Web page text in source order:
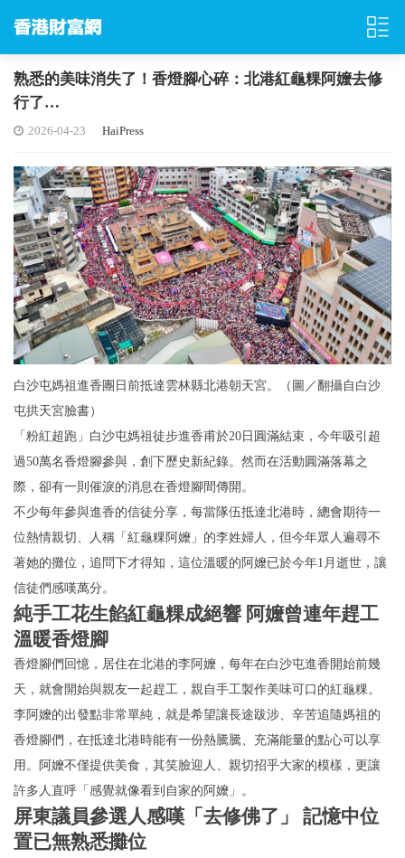
熟悉的美味消失了！香燈腳心碎：北港紅龜粿阿嬤去修
行了…
2026-04-23 HaiPress
白沙屯媽祖進香團日前抵達雲林縣北港朝天宮。（圖／翻攝自白沙
屯拱天宮 臉書）
「粉紅超跑」白沙屯媽祖徒步進香甫於20日圓滿結束，今年吸引超
過50萬名香燈腳參與，創下歷史新紀錄。然而在活動圓滿落幕之
際，卻有一則催淚的消息在香燈腳間傳開。
不少每年參與進香的信徒分享，每當隊伍抵達北港時，總會期待一
位熱情親切、人稱「紅龜粿阿嬤」的李姓婦人，但今年眾人遍尋不
著她的攤位，追問下才得知，這位溫暖的阿嬤已於今年1月逝世，讓
信徒們感嘆萬分。
純手工花生餡紅龜粿成絕響 阿嬤曾連年趕工
溫暖香燈腳
香燈腳們回憶，居住在北港的李阿嬤，每年在白沙屯進香開始前幾
天，就會開始與親友一起趕工，親自手工製作美味可口的紅龜粿。
李阿嬤的出發點非常單純，就是希望讓長途跋涉、辛苦追隨媽祖的
香燈腳們，在抵達北港時能有一份熱騰騰、充滿能量的點心可以享
用。阿嬤不僅提供美食，其笑臉迎人、親切招乎大家的模樣，更讓
許多人直呼「感覺就像看到自家的阿嬤」。
屏東議員參選人感嘆「去修佛了」 記憶中位
置已無熟悉攤位